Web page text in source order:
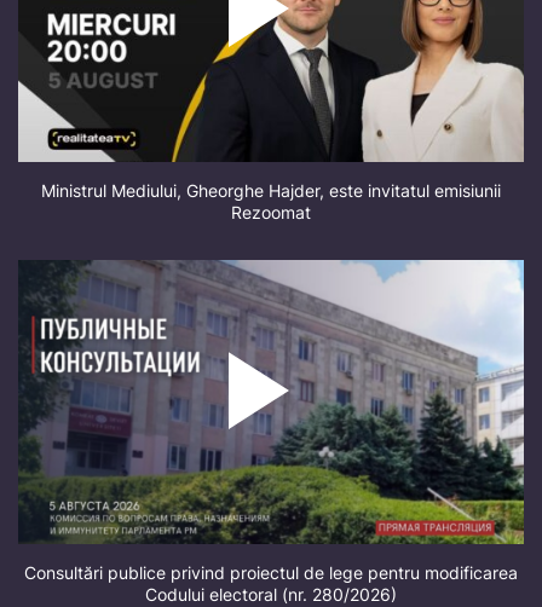
Ministrul Mediului, Gheorghe Hajder, este invitatul emisiunii
Rezoomat
Consultări publice privind proiectul de lege pentru modificarea
Codului electoral (nr. 280/2026)